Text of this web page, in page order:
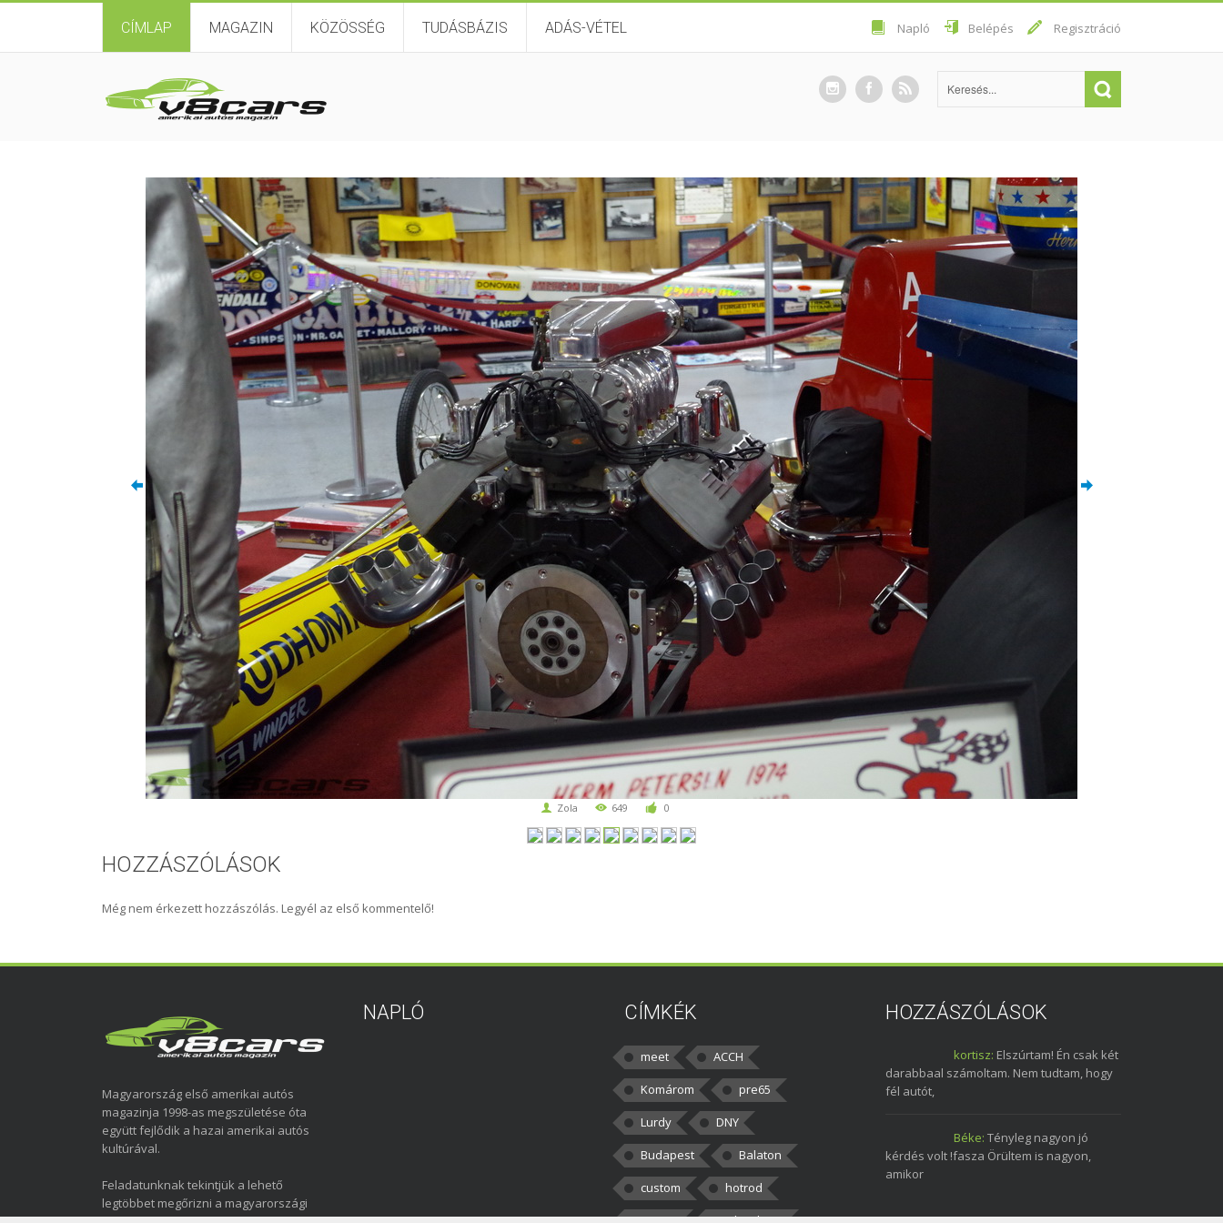
CÍMLAP MAGAZIN KÖZÖSSÉG TUDÁSBÁZIS ADÁS-VÉTEL Napló Belépés Regisztráció
Zola 649 0
HOZZÁSZÓLÁSOK
Még nem érkezett hozzászólás. Legyél az első kommentelő!
Magyarország első amerikai autós
magazinja 1998-as megszületése óta
együtt fejlődik a hazai amerikai autós
kultúrával.
Feladatunknak tekintjük a lehető
legtöbbet megőrizni a magyarországi
NAPLÓ CÍMKÉK
meet
ACCH
Komárom
pre65
Lurdy
DNY
Budapest
Balaton
custom
hotrod
HOZZÁSZÓLÁSOK
kortisz: Elszúrtam! Én csak két
darabbaal számoltam. Nem tudtam, hogy
fél autót,
Béke: Tényleg nagyon jó
kérdés volt !fasza Örültem is nagyon,
amikor